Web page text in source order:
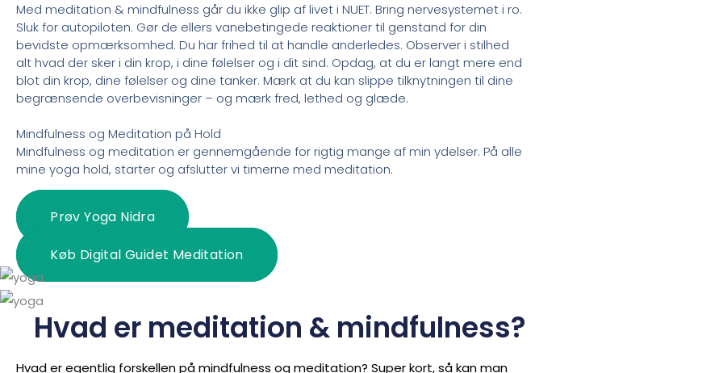
Med meditation & mindfulness går du ikke glip af livet i NUET. Bring nervesystemet i ro.
Sluk for autopiloten. Gør de ellers vanebetingede reaktioner til genstand for din
bevidste opmærksomhed. Du har frihed til at handle anderledes. Observer i stilhed
alt hvad der sker i din krop, i dine følelser og i dit sind. Opdag, at du er langt mere end
blot din krop, dine følelser og dine tanker. Mærk at du kan slippe tilknytningen til dine
begrænsende overbevisninger – og mærk fred, lethed og glæde.
Mindfulness og Meditation på Hold
Mindfulness og meditation er gennemgående for rigtig mange af min ydelser. På alle
mine yoga hold, starter og afslutter vi timerne med meditation.
Prøv Yoga Nidra
Køb Digital Guidet Meditation
Hvad er meditation & mindfulness?
Hvad er egentlig forskellen på mindfulness og meditation? Super kort, så kan man